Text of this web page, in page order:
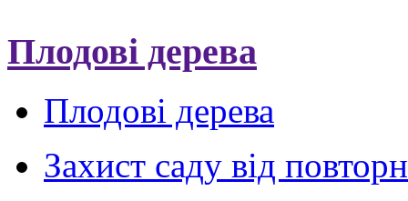
Плодові дерева
Плодові дерева
Захист саду від